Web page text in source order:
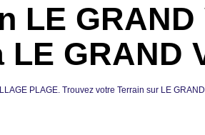
LE
GRAND
PLAGE. Trouvez votre Terrain sur LE